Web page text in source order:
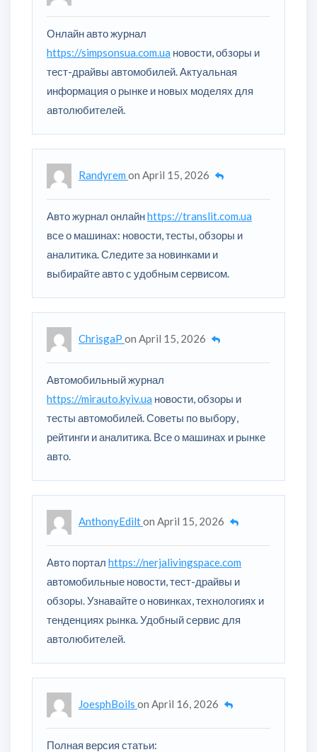
Онлайн авто журнал
https://simpsonsua.com.ua новости, обзоры и
тест-драйвы автомобилей. Актуальная
информация о рынке и новых моделях для
автолюбителей.
Randyrem on April 15, 2026
Авто журнал онлайнhttps://translit.com.ua
все о машинах: новости, тесты, обзоры и
аналитика. Следите за новинками и
выбирайте авто с удобным сервисом.
ChrisgaP on April 15, 2026
Автомобильный журнал
https://mirauto.kyiv.ua новости, обзоры и
тесты автомобилей. Советы по выбору,
рейтинги и аналитика. Все о машинах и рынке
авто.
AnthonyEdilton April 15, 2026
Авто портал https://nerjalivingspace.com
автомобильные новости, тест-драйвы и
обзоры. Узнавайте о новинках, технологиях и
тенденциях рынка. Удобный сервис для
автолюбителей.
JoesphBoils on April 16, 2026
Полная версия статьи: